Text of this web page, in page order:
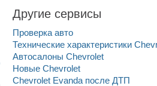
Другие сервисы
Проверка авто
Автосалоны Chevrolet
Новые Chevrolet
Chevrolet Evanda после ДТП